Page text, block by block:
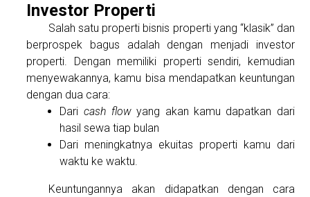
Investor Properti
Salah satu properti bisnis properti yang “klasik” dan
berprospek bagus adalah dengan menjadi investor
properti. Dengan memiliki properti sendiri, kemudian
menyewakannya, kamu bisa mendapatkan keuntungan
dengan dua cara:
Dari cash flow yang akan kamu dapatkan dari
hasil sewa tiap bulan
Dari meningkatnya ekuitas properti kamu dari
waktu ke waktu.
Keuntungannya akan didapatkan dengan cara